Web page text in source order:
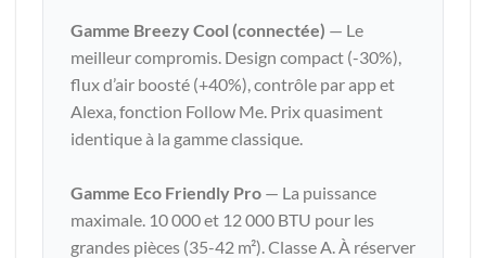
Gamme Breezy Cool (connectée) — Le
meilleur compromis. Design compact (-30%),
flux d’air boosté (+40%), contrôle par app et
Alexa, fonction Follow Me. Prix quasiment
identique à la gamme classique.
Gamme Eco Friendly Pro — La puissance
maximale. 10 000 et 12 000 BTU pour les
grandes pièces (35-42 m²). Classe A. À réserver